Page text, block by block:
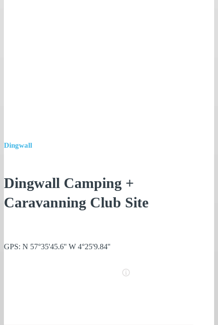
Dingwall
Dingwall Camping +
Caravanning Club Site
GPS: N 57°35'45.6'' W 4°25'9.84''